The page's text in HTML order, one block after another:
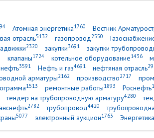
Атомная энергетика1760 Вестник
отрасль5132 газопровод2550
2320 закупки3691 закупки
клапаны1724 котельное оборудование1436
нефть3591 Нефть и газ4691 нефтяная отрасль
арматуры2162 производство2717
1513 ремонтные работы1893 Роснефть
тендер на трубопроводную арматуру4280
2782 трубопровод4420
5077 электронный аукцион1763 Энергетика